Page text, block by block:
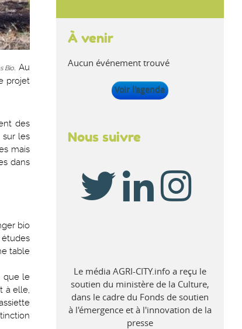
Bio. Au
projet
des
sur les
mais
dans
bio
table
que le
à elle,
À venir
Aucun événement trouvé
Voir l'agenda
Nous suivre
Le média AGRI-CITY.info a reçu le
soutien du ministère de la Culture,
dans le cadre du Fonds de soutien
à l'émergence et à l'innovation de la
presse